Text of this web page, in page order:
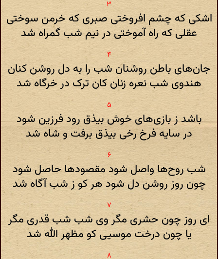
اشکی که چشم افروختی صبری که خرمن سوختی
عقلی که راه آموختی در نیم شب گمراه شد
جان‌های باطن روشنان شب را به دل روشن کنان
هندوی شب نعره زنان کان ترک در خرگاه شد
باشد ز بازی‌های خوش بیذق رود فرزین شود
در سایه فرخ رخی بیذق برفت و شاه شد
شب روح‌ها واصل شود مقصودها حاصل شود
چون روز روشن دل شود هر کو ز شب آگاه شد
ای روز چون حشری مگر وی شب شب قدری مگر
یا چون درخت موسیی کو مظهر الله شد